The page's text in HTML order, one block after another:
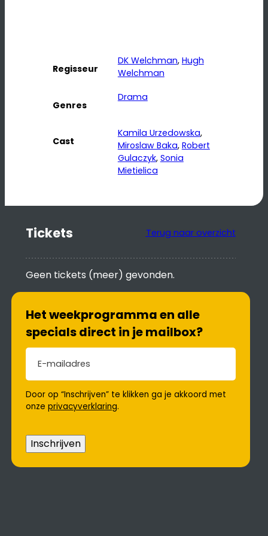
Regisseur
DK Welchman, Hugh
Welchman
Genres
Drama
Cast
Kamila Urzedowska,
Miroslaw Baka, Robert
Gulaczyk, Sonia
Mietielica
Tickets Terug naar overzicht
Geen tickets (meer) gevonden.
Het weekprogramma en alle
specials direct in je mailbox?
E-mailadres
Door op “Inschrijven” te klikken ga je akkoord met
onzeprivacyverklaring.
Inschrijven